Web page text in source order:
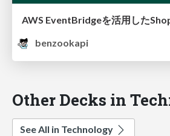
benzookapi
Other Decks in
See All in Technology